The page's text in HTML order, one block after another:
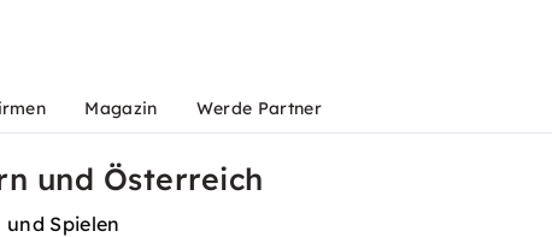
Magazin Werde Partner
und Österreich
Spielen